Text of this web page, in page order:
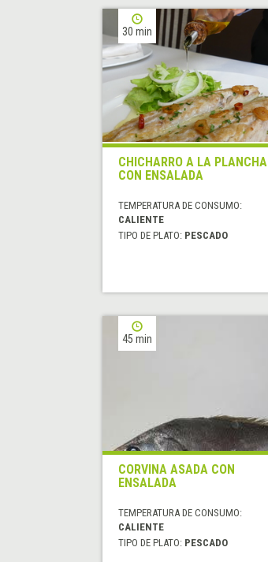
30 min
CHICHARRO A LA PLANCHA
CON ENSALADA
TEMPERATURA DE CONSUMO:
CALIENTE
TIPO DE PLATO: PESCADO
45 min
CORVINA ASADA CON
ENSALADA
TEMPERATURA DE CONSUMO:
CALIENTE
TIPO DE PLATO: PESCADO